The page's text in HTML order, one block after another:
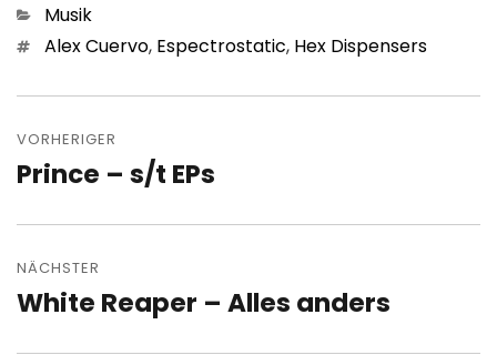
Kategorien
Musik
Schlagwörter
Alex Cuervo, Espectrostatic, Hex Dispensers
VORHERIGER
Vorheriger
Prince – s/t EPs
NÄCHSTER
Nächster
White Reaper – Alles anders